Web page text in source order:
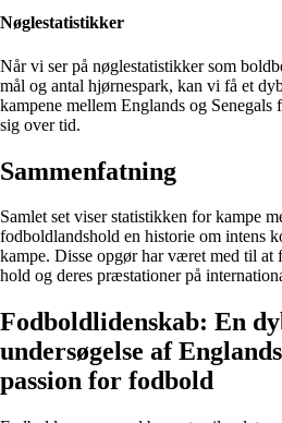
Nøglestatistikker
Når vi ser på nøglestatistikker som
mål og antal hjørnespark, kan vi få et
kampene mellem Englands og
sig over tid.
Sammenfatning
Samlet set viser statistikken for kampe
fodboldlandshold en historie om intens
kampe. Disse opgør har været med til at
hold og deres præstationer på
Fodboldlidenskab: En
undersøgelse af
passion for fodbold